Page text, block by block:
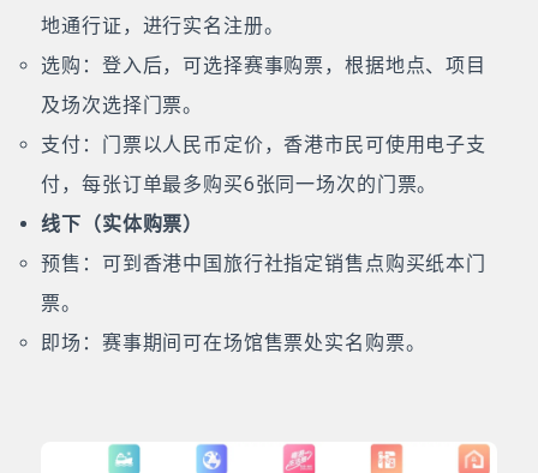
地通行证，进行实名注册。
选购：登入后，可选择赛事购票，根据地点、项目
及场次选择门票。
支付：门票以人民币定价，香港市民可使用电子支
付，每张订单最多购买6张同一场次的门票。
线下（实体购票）
预售：可到香港中国旅行社指定销售点购买纸本门
票。
即场：赛事期间可在场馆售票处实名购票。